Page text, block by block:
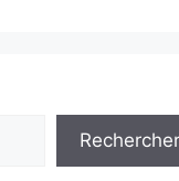
Rechercher